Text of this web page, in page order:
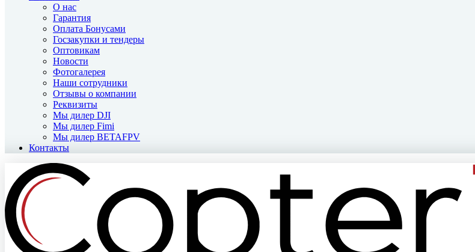
О нас
Гарантия
Оплата Бонусами
Госзакупки и тендеры
Оптовикам
Новости
Фотогалерея
Наши сотрудники
Отзывы о компании
Реквизиты
Мы дилер DJI
Мы дилер Fimi
Мы дилер BETAFPV
Контакты